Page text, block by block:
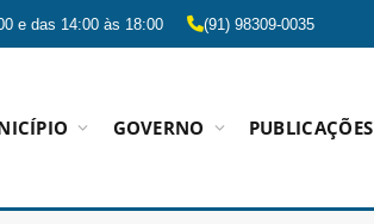
e das 14:00 às 18:00 (91) 98309-0035
GOVERNO PUBLICAÇÕES